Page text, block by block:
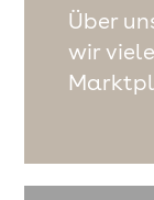
Über
wir